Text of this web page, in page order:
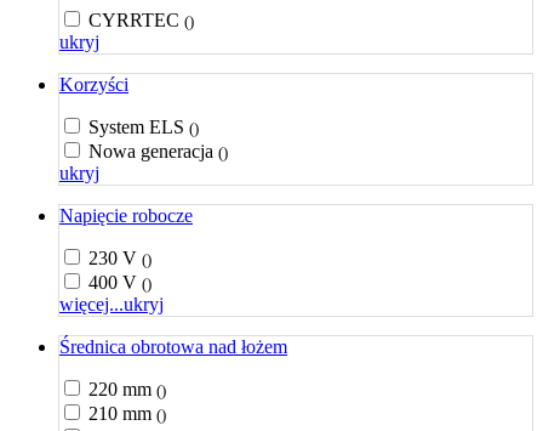
CYRRTEC ()
ukryj
Korzyści
System ELS ()
Nowa generacja ()
ukryj
Napięcie robocze
230 V ()
400 V ()
więcej...ukryj
Średnica obrotowa nad łożem
220 mm ()
210 mm ()